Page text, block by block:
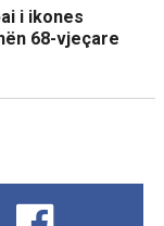
i ikones
68-vjeçare